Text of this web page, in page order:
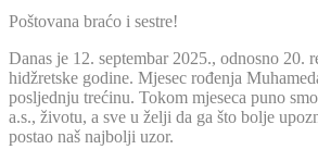
Poštovana braćo i sestre!
Danas je 12. septembar 2025., odnosno 20.
hidžretske godine. Mjesec rođenja
posljednju trećinu. Tokom mjeseca puno
a.s., životu, a sve u želji da ga što bolje
postao naš najbolji uzor.